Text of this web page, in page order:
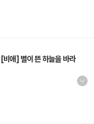
애] 별이 뜬 하늘을 바라